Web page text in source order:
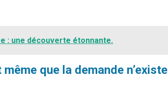
: une découverte étonnante.
que la demande n’existe